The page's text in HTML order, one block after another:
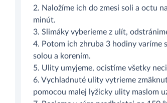
2. Naložíme ich do zmesi soli a octu
minút.
3. Slimáky vyberieme z ulít,
4. Potom ich zhruba 3 hodiny varíme
solou a korením.
5. Ulity umyjeme, ocistíme všetky
6. Vychladnuté ulity vytrieme
pomocou malej lyžicky ulity maslom